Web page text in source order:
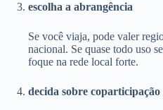
escolha a abrangência
Se você viaja, pode valer
nacional. Se quase todo uso
foque na rede local forte.
decida sobre coparticipação